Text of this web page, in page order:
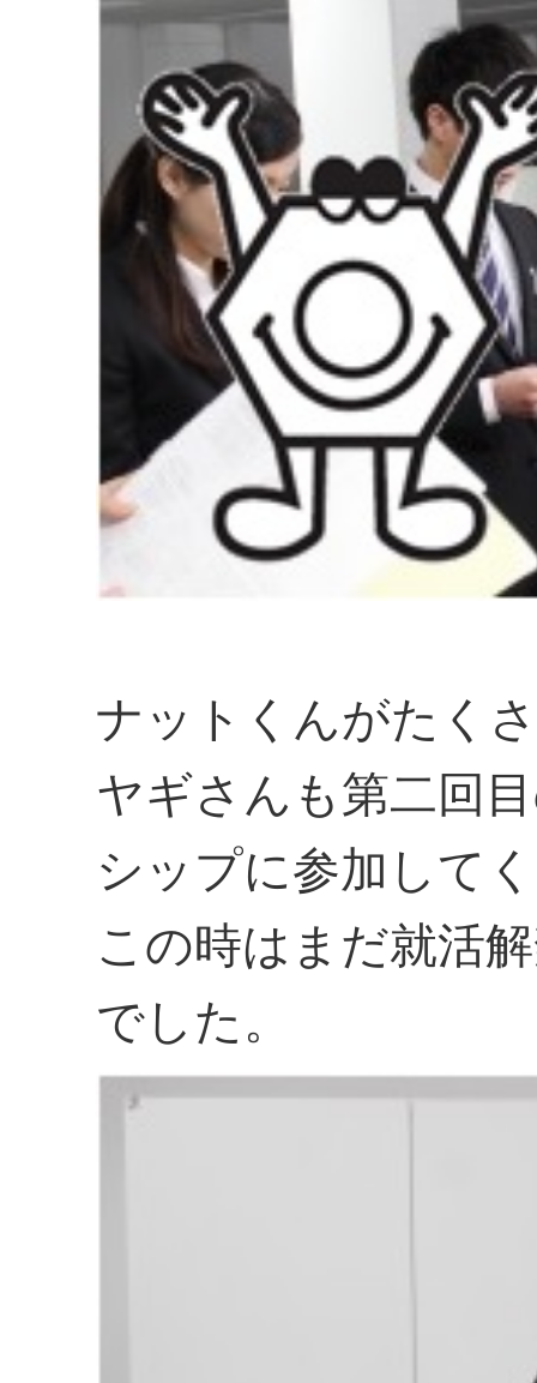
ナットくんがたく
ヤギさんも第二回
シップに参加して
この時はまだ就活
でした。